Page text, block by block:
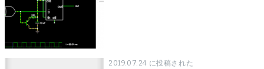
2019.07.24 に投稿された